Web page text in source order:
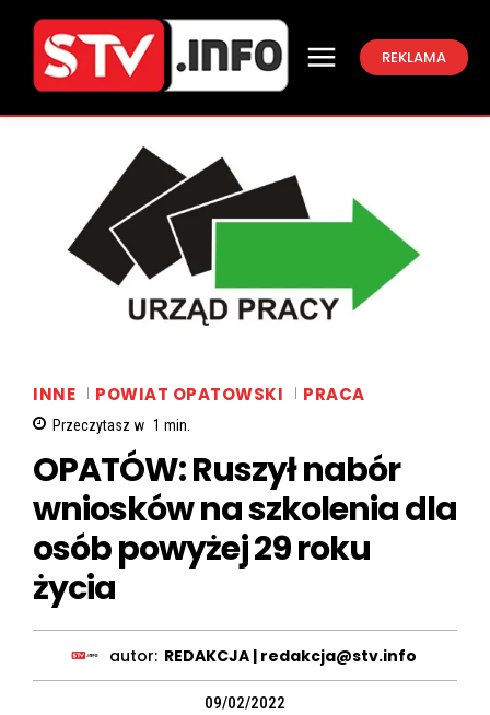
REKLAMA
INNE POWIAT OPATOWSKI PRACA
Przeczytasz w 1 min.
OPATÓW: Ruszył nabór
wniosków na szkolenia dla
osób powyżej 29 roku
życia
autor: REDAKCJA | redakcja@stv.info
09/02/2022